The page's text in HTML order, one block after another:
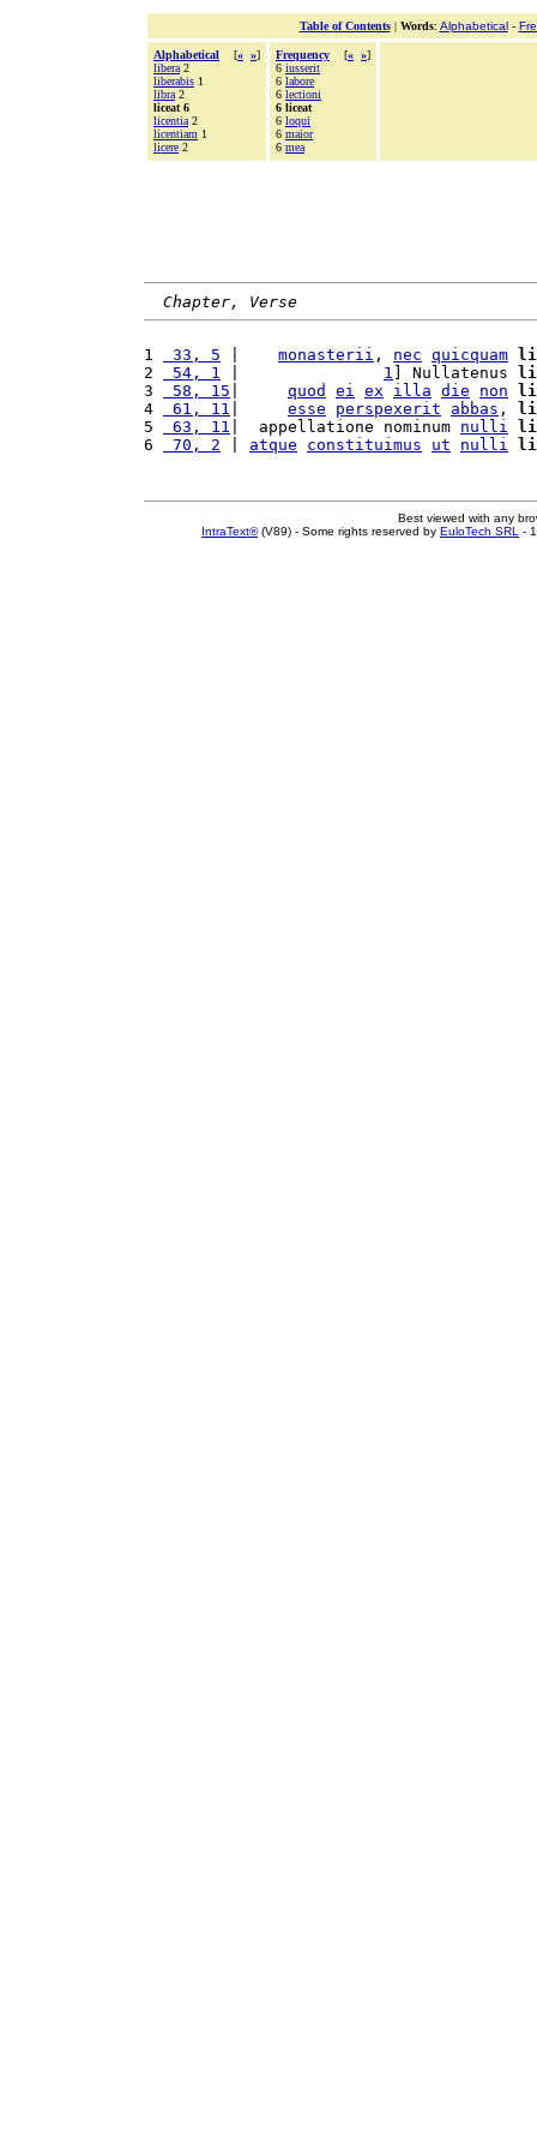
Table of Contents| Words: Alphabetical-
Alphabetical [« »]
libera 2
liberabis 1
libra 2
liceat 6
licentia 2
licentiam 1
licere 2
Frequency [« »]
6 iusserit
6 labore
6 lectioni
6 liceat
6 loqui
6 maior
6 mea
Chapter, Verse
1 33, 5 monasterii , nec quicquam
2
54, 1 1 ] Nullatenus
3
58, 15 quod ei ex illa die non
4
61, 11 esse perspexerit abbas ,
5
63, 11 |  appellatione nominum nulli
6
70, 2 atque constituimus ut nulli
Best viewed with any
IntraText®(V89) - Some rights reserved by EuloTech SRL -